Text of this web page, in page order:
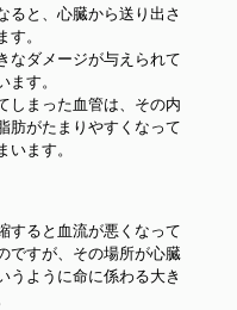
ると、心臓から送り出さ
。
なダメージが与えられて
す。
しまった血管は、その内
肪がたまりやすくなって
ます。
すると血流が悪くなって
ですが、その場所が心臓
うように命に係わる大き